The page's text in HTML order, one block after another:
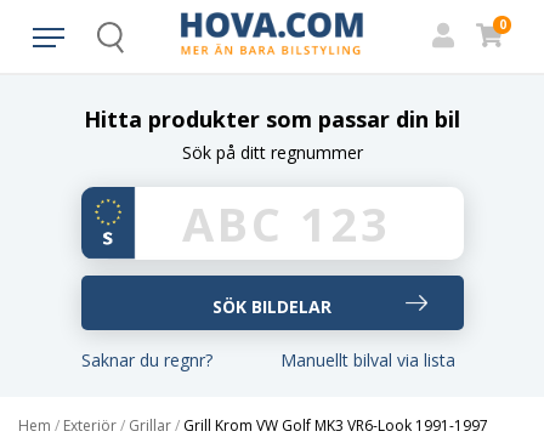
Search
0
Hitta produkter som passar din bil
Sök på ditt regnummer
Saknar du regnr? Manuellt bilval via lista
Hem / Exteriör/ Grillar/ Grill Krom VW Golf MK3 VR6-Look 1991-1997